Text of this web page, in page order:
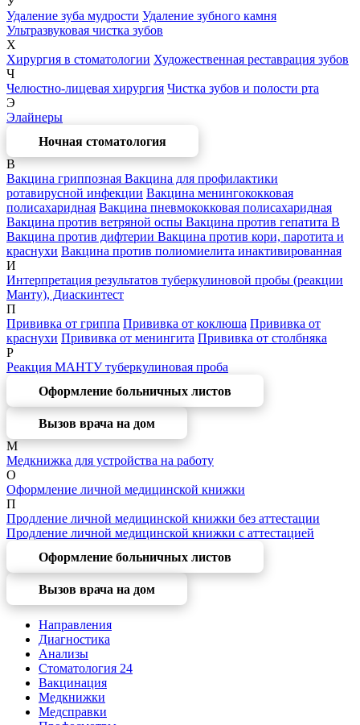
Удаление зуба мудрости Удаление зубного камня
Ультразвуковая чистка зубов
Х
Хирургия в стоматологии Художественная реставрация зубов
Ч
Челюстно-лицевая хирургия Чистка зубов и полости рта
Э
Элайнеры
Ночная стоматология
В
Вакцина гриппозная Вакцина для профилактики
ротавирусной инфекции Вакцина менингококковая
полисахаридная Вакцина пневмококковая полисахаридная
Вакцина против ветряной оспы Вакцина против гепатита В
Вакцина против дифтерии Вакцина против кори, паротита и
краснухи Вакцина против полиомиелита инактивированная
И
Интерпретация результатов туберкулиновой пробы (реакции
Манту), Диаскинтест
П
Прививка от гриппа Прививка от коклюша Прививка от
краснухи Прививка от менингита Прививка от столбняка
Р
Реакция МАНТУ туберкулиновая проба
Оформление больничных листов
Вызов врача на дом
М
Медкнижка для устройства на работу
О
Оформление личной медицинской книжки
П
Продление личной медицинской книжки без аттестации
Продление личной медицинской книжки с аттестацией
Оформление больничных листов
Вызов врача на дом
Направления
Диагностика
Анализы
Стоматология 24
Вакцинация
Медкнижки
Медсправки